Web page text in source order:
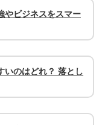
やビジネスをスマー
いのはどれ？ 落とし